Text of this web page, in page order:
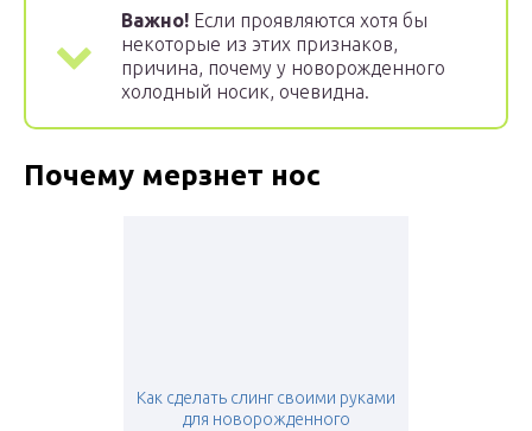
Важно! Если проявляются хотя бы
некоторые из этих признаков,
причина, почему у новорожденного
холодный носик, очевидна.
Почему мерзнет нос
Как сделать слинг своими руками
для новорожденного